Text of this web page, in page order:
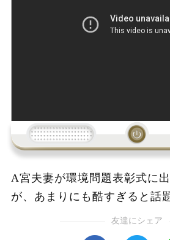
読み込み中...
A宮夫妻が環境問題表彰式に
が、あまりにも酷すぎると話
す。「本当にこの二人が必要
疑問が浮上する中、その発言
友達にシェア